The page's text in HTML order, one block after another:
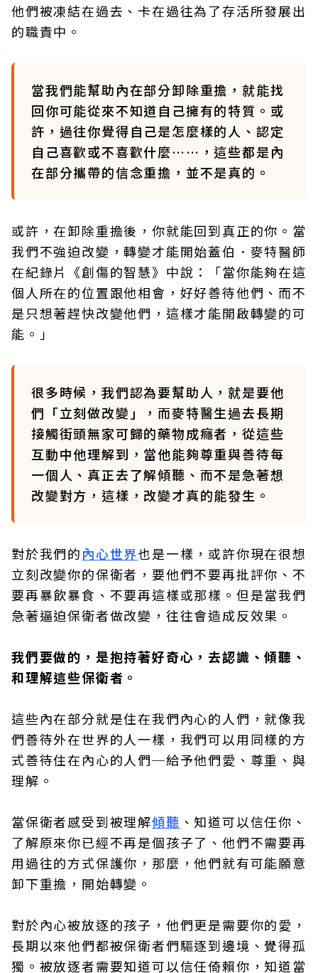
他們被凍結在過去、卡在過往為了存活所發展出
的職責中。
當我們能幫助內在部分卸除重擔，就能找
回你可能從來不知道自己擁有的特質。或
許，過往你覺得自己是怎麼樣的人、認定
自己喜歡或不喜歡什麼……，這些都是內
在部分攜帶的信念重擔，並不是真的。
或許，在卸除重擔後，你就能回到真正的你。當
我們不強迫改變，轉變才能開始蓋伯．麥特醫師
在紀錄片《創傷的智慧》中說：「當你能夠在這
個人所在的位置跟他相會，好好善待他們、而不
是只想著趕快改變他們，這樣才能開啟轉變的可
能。」
很多時候，我們認為要幫助人，就是要他
們「立刻做改變」，而麥特醫生過去長期
接觸街頭無家可歸的藥物成癮者，從這些
互動中他理解到，當他能夠尊重與善待每
一個人、真正去了解傾聽、而不是急著想
改變對方，這樣，改變才真的能發生。
對於我們的內心世界也是一樣，或許你現在很想
立刻改變你的保衛者，要他們不要再批評你、不
要再暴飲暴食、不要再這樣或那樣。但是當我們
急著逼迫保衛者做改變，往往會造成反效果。
我們要做的，是抱持著好奇心，去認識、傾聽、
和理解這些保衛者。
這些內在部分就是住在我們內心的人們，就像我
們善待外在世界的人一樣，我們可以用同樣的方
式善待住在內心的人們─給予他們愛、尊重、與
理解。
當保衛者感受到被理解傾聽 、知道可以信任你、
了解原來你已經不再是個孩子了、他們不需要再
用過往的方式保護你，那麼，他們就有可能願意
卸下重擔，開始轉變。
對於內心被放逐的孩子，他們更是需要你的愛，
長期以來他們都被保衛者們驅逐到邊境、覺得孤
獨。被放逐者需要知道可以信任倚賴你，知道當